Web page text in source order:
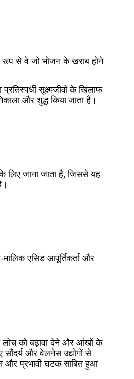
रूप से वे जो भोजन के खराब होने
सूक्ष्मजीवों के खिलाफ
और शुद्ध किया जाता है।
लिए जाना जाता है, जिससे यह
एसिड आपूर्तिकर्ता और
लोच को बढ़ावा देने और आंखों के
और वेलनेस उद्योगों से
और प्रभावी घटक साबित हुआ